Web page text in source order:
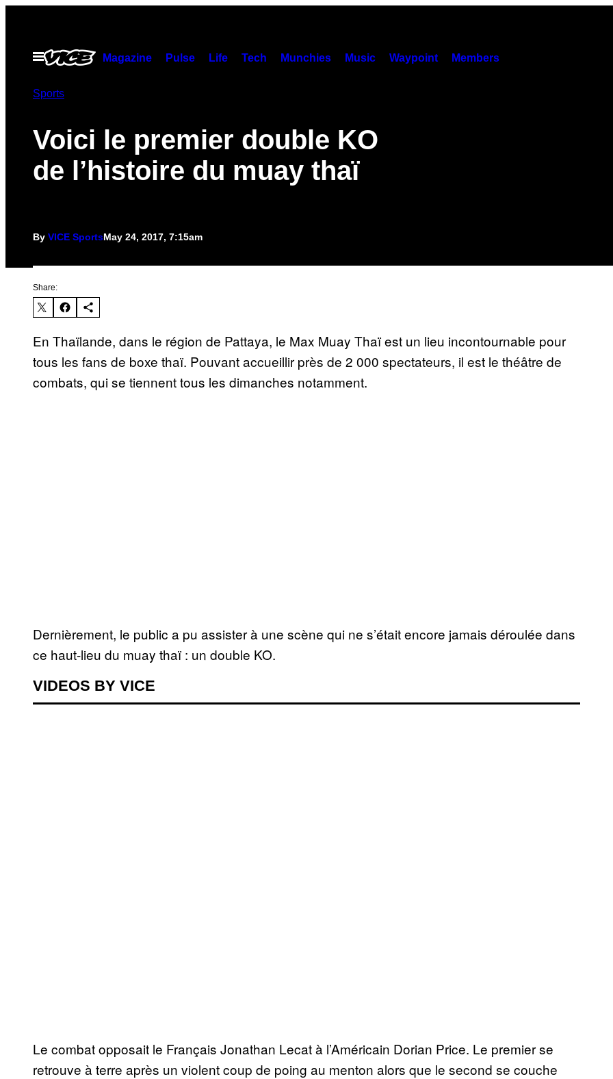
contentOpen
Menu
Magazine Pulse Life Tech Munchies Music Waypoint Members
Sports
Voici le premier double KO
de l’histoire du muay thaï
By VICE SportsMay 24, 2017, 7:15am
Share:
En Thaïlande, dans le région de Pattaya, le Max Muay Thaï est un lieu incontournable pour
tous les fans de boxe thaï. Pouvant accueillir près de 2 000 spectateurs, il est le théâtre de
combats, qui se tiennent tous les dimanches notamment.
Dernièrement, le public a pu assister à une scène qui ne s’était encore jamais déroulée dans
ce haut-lieu du muay thaï : un double KO.
VIDEOS BY VICE
Le combat opposait le Français Jonathan Lecat à l’Américain Dorian Price. Le premier se
retrouve à terre après un violent coup de poing au menton alors que le second se couche